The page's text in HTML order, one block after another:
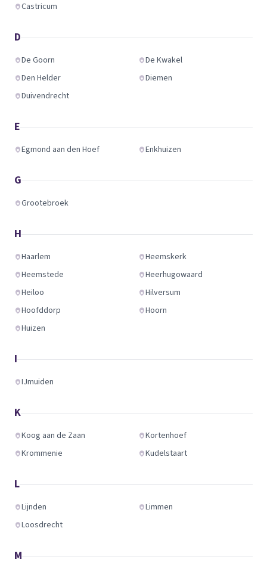
Castricum
D
De Goorn
De Kwakel
Den Helder
Diemen
Duivendrecht
E
Egmond aan den Hoef Enkhuizen
G
Grootebroek
H
Haarlem
Heemskerk
Heemstede
Heerhugowaard
Heiloo
Hilversum
Hoofddorp
Hoorn
Huizen
I
IJmuiden
K
Koog aan de Zaan
Kortenhoef
Krommenie
Kudelstaart
L
Lijnden
Limmen
Loosdrecht
M